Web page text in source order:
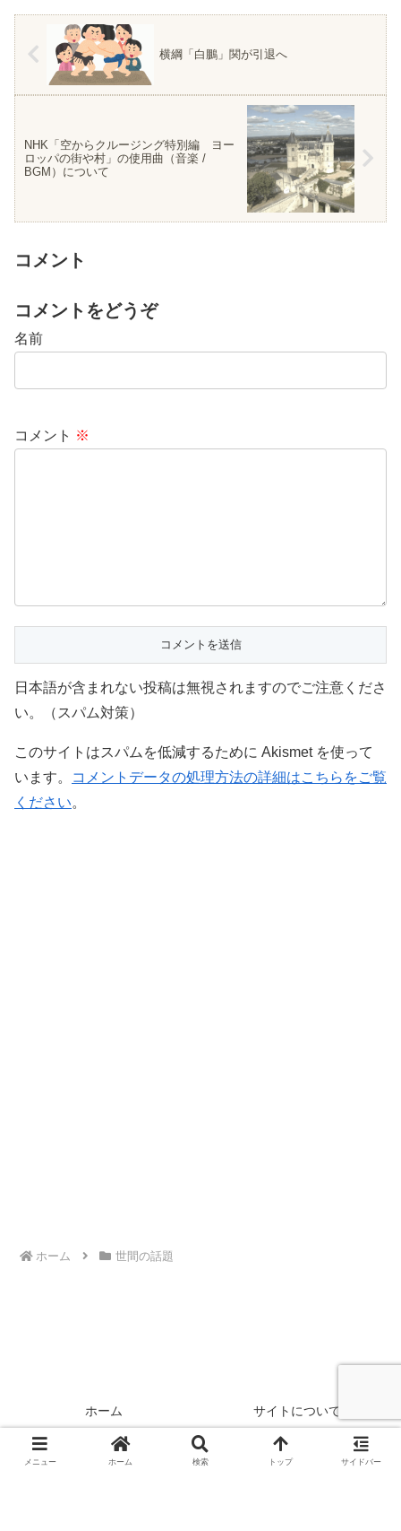
横綱「白鵬」関が引退へ
NHK「空からクルージング特別編 ヨー
ロッパの街や村」の使用曲（音楽 /
BGM）について
コメント
コメントをどうぞ
名前
コメント ※
日本語が含まれない投稿は無視されますのでご注意くださ
い。（スパム対策）
このサイトはスパムを低減するために Akismet を使って
います。
コメントデータの処理方法の詳細はこちらをご覧
ください。
ホーム 世間の話題
ホーム
サイトについて
経年劣化について
リンク
お問い合わせ
メニュー ホーム 検索 トップ サイドバー
100%